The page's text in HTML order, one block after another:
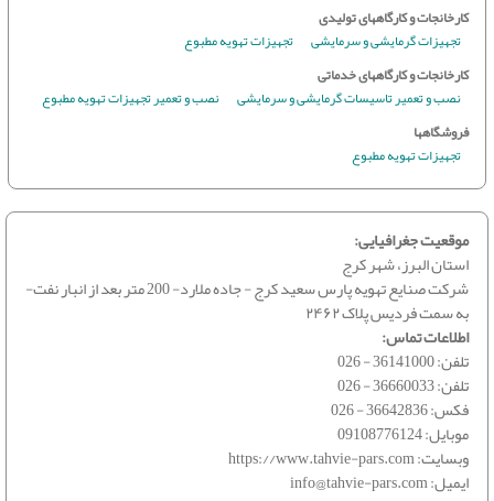
کارخانجات و کارگاههای تولیدی
تجهیزات گرمایشی و سرمایشی
تجهیزات تهویه مطبوع
کارخانجات و کارگاههای خدماتی
نصب و تعمیر تاسیسات گرمایشی و سرمایشی
نصب و تعمیر تجهیزات تهویه مطبوع
فروشگاهها
تجهیزات تهویه مطبوع
موقعیت جغرافیایی:
استان البرز، شهر کرج
شرکت صنایع تهویه پارس سعید کرج - جاده ملارد- 200 متر بعد از انبار نفت-
به سمت فردیس پلاک ۲۴۶۲
اطلاعات تماس:
تلفن:026 - 36141000
تلفن:026 - 36660033
فکس:026 - 36642836
موبایل:09108776124
وبسایت:https://www.tahvie-pars.com
ایمیل:info@tahvie-pars.com